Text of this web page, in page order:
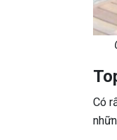
Có